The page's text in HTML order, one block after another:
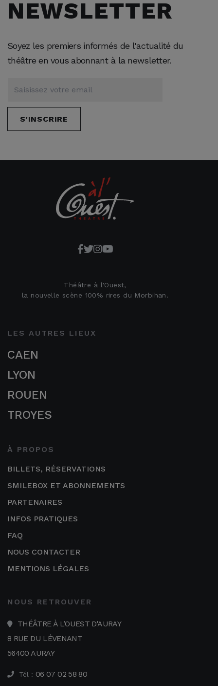
NEWSLETTER
Soyez les premiers informés de l'actualité du
théâtre en vous abonnant à la newsletter.
S'INSCRIRE
Théâtre à l'Ouest,
la nouvelle scène 100% rires du Morbihan.
LES AUTRES LIEUX
CAEN
LYON
ROUEN
TROYES
À PROPOS
BILLETS, RÉSERVATIONS
SMILEBOX ET ABONNEMENTS
PARTENAIRES
INFOS PRATIQUES
FAQ
NOUS CONTACTER
MENTIONS LÉGALES
NOUS RETROUVER
THÉÂTRE À L’OUEST D'AURAY
8 RUE DU LÉVENANT
56400 AURAY
Tél : 06 07 02 58 80